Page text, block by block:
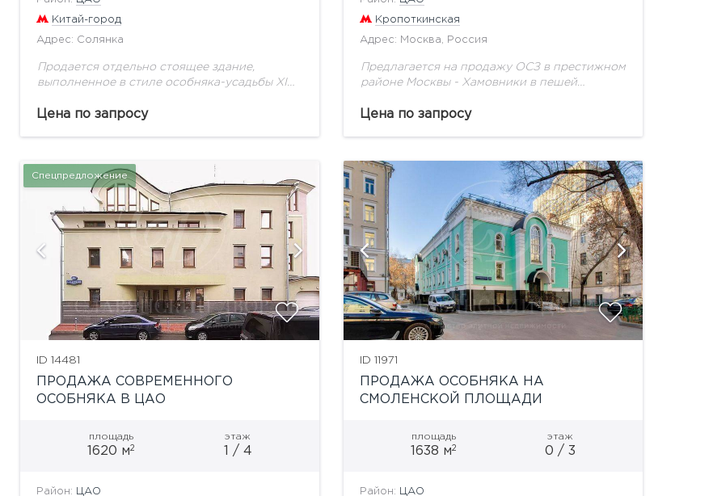
Китай-город
Адрес: Солянка
Продается отдельно стоящее здание,
выполненное в стиле особняка-усадьбы XIX
минутах ходьбы от станций метро Китай-
Цена по запросу
Кропоткинская
Адрес: Москва, Россия
Предлагается на продажу ОСЗ в престижном
районе Москвы - Хамовники в пешей
"Смоленская". Здание не является
Цена по запросу
Спецпредложение
ID 14481
ПРОДАЖА СОВРЕМЕННОГО
ОСОБНЯКА В ЦАО
площадь
1620 м2
этаж
1 / 4
Район: ЦАО
показать ещё 13 фотографий
ID 11971
ПРОДАЖА ОСОБНЯКА НА
СМОЛЕНСКОЙ ПЛОЩАДИ
площадь
1638 м2
этаж
0 / 3
Район: ЦАО